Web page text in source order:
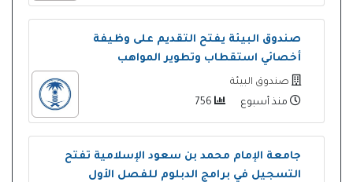
صندوق البيئة يفتح التقديم على وظيفة
أخصائي استقطاب وتطوير المواهب
صندوق البيئة
منذ أسبوع
جامعة الإمام محمد بن سعود الإسلامية تفتح
التسجيل في برامج الدبلوم للفصل الأول